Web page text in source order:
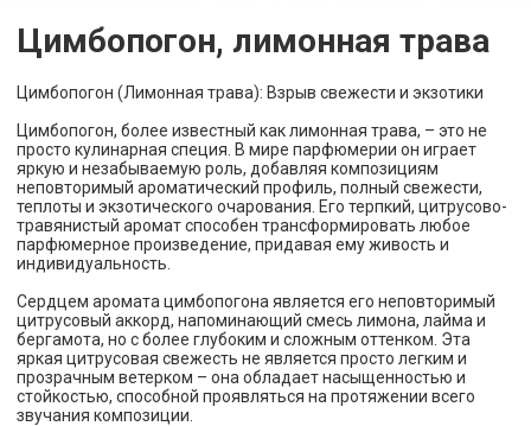
Цимбопогон, лимонная трава
Цимбопогон (Лимонная трава): Взрыв свежести и экзотики
Цимбопогон, более известный как лимонная трава, – это не
просто кулинарная специя. В мире парфюмерии он играет
яркую и незабываемую роль, добавляя композициям
неповторимый ароматический профиль, полный свежести,
теплоты и экзотического очарования. Его терпкий, цитрусово-
травянистый аромат способен трансформировать любое
парфюмерное произведение, придавая ему живость и
индивидуальность.
Сердцем аромата цимбопогона является его неповторимый
цитрусовый аккорд, напоминающий смесь лимона, лайма и
бергамота, но с более глубоким и сложным оттенком. Эта
яркая цитрусовая свежесть не является просто легким и
прозрачным ветерком – она обладает насыщенностью и
стойкостью, способной проявляться на протяжении всего
звучания композиции.